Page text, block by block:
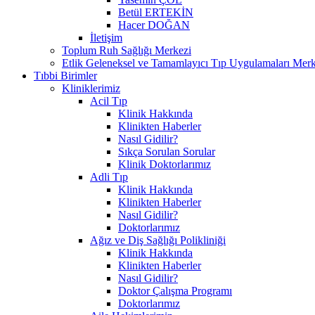
Betül ERTEKİN
Hacer DOĞAN
İletişim
Toplum Ruh Sağlığı Merkezi
Etlik Geleneksel ve Tamamlayıcı Tıp Uygulamaları
Tıbbi Birimler
Kliniklerimiz
Acil Tıp
Klinik Hakkında
Klinikten Haberler
Nasıl Gidilir?
Sıkça Sorulan Sorular
Klinik Doktorlarımız
Adli Tıp
Klinik Hakkında
Klinikten Haberler
Nasıl Gidilir?
Doktorlarımız
Ağız ve Diş Sağlığı Polikliniği
Klinik Hakkında
Klinikten Haberler
Nasıl Gidilir?
Doktor Çalışma Programı
Doktorlarımız